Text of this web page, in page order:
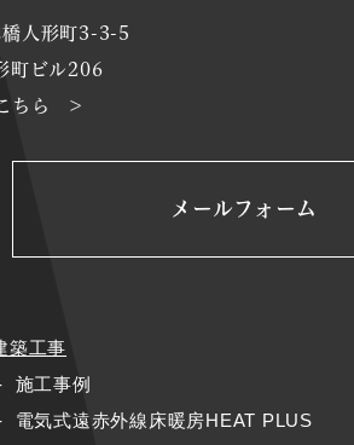
人形町3-3-5
町ビル206
ちら >
メールフォーム
築工事
施工事例
電気式遠赤外線床暖房HEAT PLUS